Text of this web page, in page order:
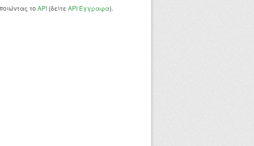
το API (δείτε API Έγγραφα).